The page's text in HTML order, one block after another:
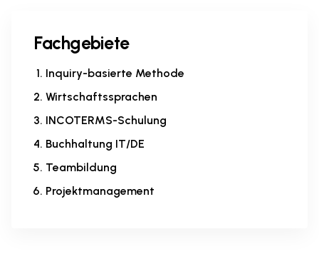
Fachgebiete
Inquiry-basierte Methode
Wirtschaftssprachen
INCOTERMS-Schulung
Buchhaltung IT/DE
Teambildung
Projektmanagement